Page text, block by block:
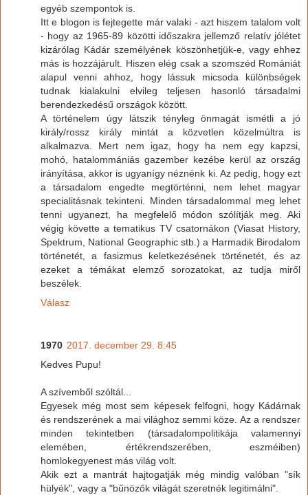
egyéb szempontok is.
Itt e blogon is fejtegette már valaki - azt hiszem talalom volt
- hogy az 1965-89 közötti időszakra jellemző relatív jólétet
kizárólag Kádár személyének köszönhetjük-e, vagy ehhez
más is hozzájárult. Hiszen elég csak a szomszéd Romániát
alapul venni ahhoz, hogy lássuk micsoda különbségek
tudnak kialakulni elvileg teljesen hasonló társadalmi
berendezkedésű országok között.
A történelem úgy látszik tényleg önmagát ismétli a jó
király/rossz király mintát a közvetlen közelmúltra is
alkalmazva. Mert nem igaz, hogy ha nem egy kapzsi,
mohó, hatalommániás gazember kezébe kerül az ország
irányítása, akkor is ugyanígy néznénk ki. Az pedig, hogy ezt
a társadalom engedte megtörténni, nem lehet magyar
specialitásnak tekinteni. Minden társadalommal meg lehet
tenni ugyanezt, ha megfelelő módon szólítják meg. Aki
végig követte a tematikus TV csatornákon (Viasat History,
Spektrum, National Geographic stb.) a Harmadik Birodalom
történetét, a fasizmus keletkezésének történetét, és az
ezeket a témákat elemző sorozatokat, az tudja miről
beszélek.
Válasz
1970 2017. december 29. 8:45
Kedves Pupu!
A szívemből szóltál...
Egyesek még most sem képesek felfogni, hogy Kádárnak
és rendszerének a mai világhoz semmi köze. Az a rendszer
minden tekintetben (társadalompolitikája valamennyi
elemében, értékrendszerében, eszméiben)
homlokegyenest más világ volt.
Akik ezt a mantrát hajtogatják még mindig valóban "sík
hülyék", vagy a "bűnözők világát szeretnék legitimálni".